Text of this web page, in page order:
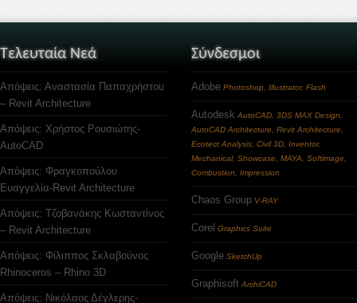
Τελευταία Νεά
Απόψεις: Αναστασία Παπαχρήστου
– Revit Architecture
Απόψεις: Χρήστος Ρουσιώτης-
AutoCAD
Απόψεις: Φραγκοπούλου
Ευαγγελία-Revit Architecture
Απόψεις: Τζοβανάκης Κωσταντίνος
– Revit Architecture
Απόψεις: Φίλιππος Σκλαβούνος
Rhinoceros – Rhino 3D
Απόψεις: Νικόλαος Δέγλερης-
Σύνδεσμοι
Adobe Photoshop, Illustrator, Flash
Autodesk AutoCAD, 3DS MAX Design,
AutoCAD Architecture, Revit Architecture,
Ecotect Analysis, Civil 3D, Inventor,
Mechanical, Showcase, MAYA, Softimage,
Combustion, Impression
Chaos Group V-RAY
Corel Graphics Suite
Google SketchUp
GraphisoftArchiCAD